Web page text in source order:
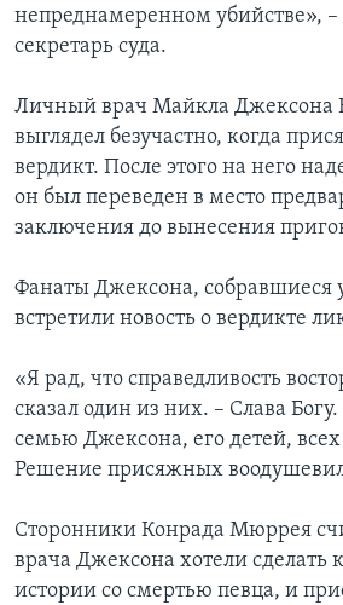
непреднамеренном убийстве», –
секретарь суда.
Личный врач Майкла
выглядел безучастно, когда
вердикт. После этого на него
он был переведен в место
заключения до вынесения
Фанаты Джексона, собравшиеся
встретили новость о вердикте
«Я рад, что справедливость
сказал один из них. – Слава Богу.
семью Джексона, его детей,
Решение присяжных
Сторонники Конрада Мюррея
врача Джексона хотели сделать
истории со смертью певца, и